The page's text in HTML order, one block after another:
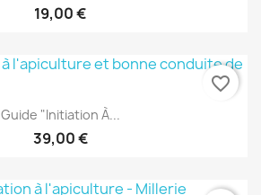
19,00 €
Guide "Initiation À...
39,00 €
favorite_border